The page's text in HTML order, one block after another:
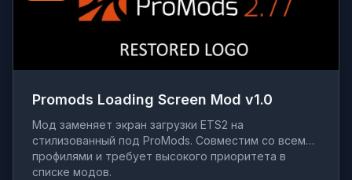
Promods Loading Screen Mod v1.0
Мод заменяет экран загрузки ETS2 на
стилизованный под ProMods. Совместим со всеми
профилями и требует высокого приоритета в
списке модов.